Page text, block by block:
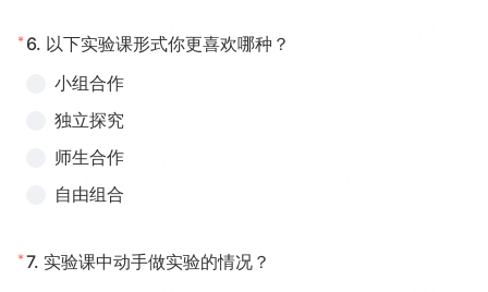
* 6. 以下实验课形式你更喜欢哪种？
小组合作
独立探究
师生合作
自由组合
*7. 实验课中动手做实验的情况？